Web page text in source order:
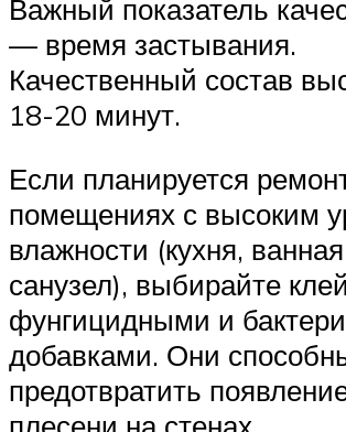
Важный показатель
— время застывания.
Качественный состав
18-20 минут.
Если планируется
помещениях с высоким
влажности (кухня,
санузел), выбирайте
фунгицидными и
добавками. Они
предотвратить
плесени на стенах.